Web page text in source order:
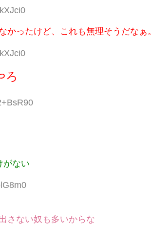
ったけど、これも無理そうだなぁ。
ろ
がない
さない奴も多いからな